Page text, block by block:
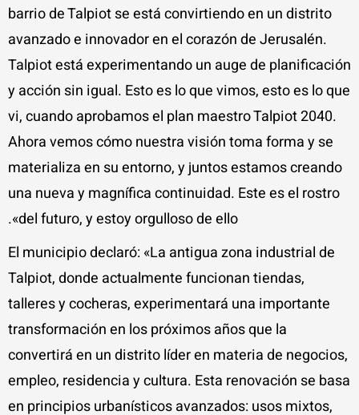
barrio de Talpiot se está convirtiendo en un distrito
avanzado e innovador en el corazón de Jerusalén.
Talpiot está experimentando un auge de planificación
y acción sin igual. Esto es lo que vimos, esto es lo que
vi, cuando aprobamos el plan maestro Talpiot 2040.
Ahora vemos cómo nuestra visión toma forma y se
materializa en su entorno, y juntos estamos creando
una nueva y magnífica continuidad. Este es el rostro
del futuro, y estoy orgulloso de ello».
El municipio declaró: «La antigua zona industrial de
Talpiot, donde actualmente funcionan tiendas,
talleres y cocheras, experimentará una importante
transformación en los próximos años que la
convertirá en un distrito líder en materia de negocios,
empleo, residencia y cultura. Esta renovación se basa
en principios urbanísticos avanzados: usos mixtos,